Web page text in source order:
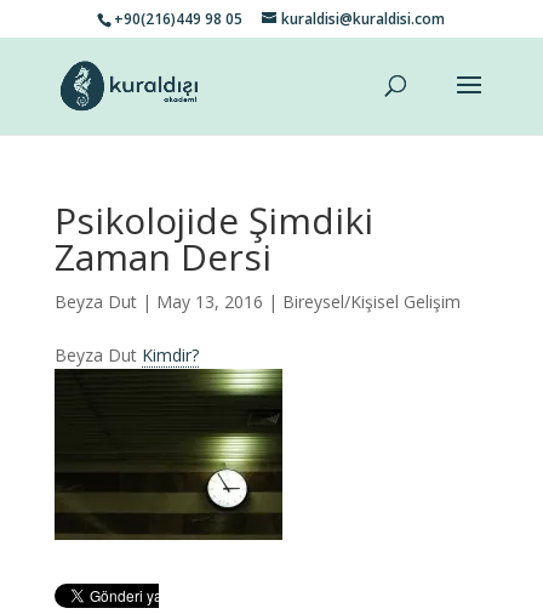
+90(216)449 98 05 kuraldisi@kuraldisi.com
Psikolojide Şimdiki
Zaman Dersi
Beyza Dut| May 13, 2016 | Bireysel/Kişisel Gelişim
Beyza Dut Kimdir?